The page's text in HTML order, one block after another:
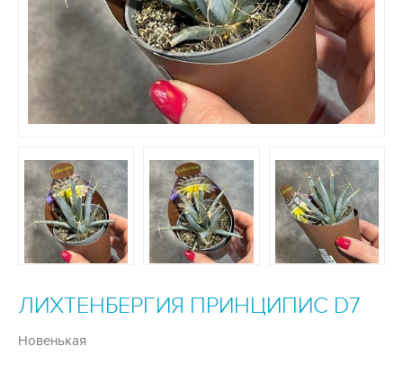
ЛИХТЕНБЕРГИЯ ПРИНЦИПИС D7
Новенькая